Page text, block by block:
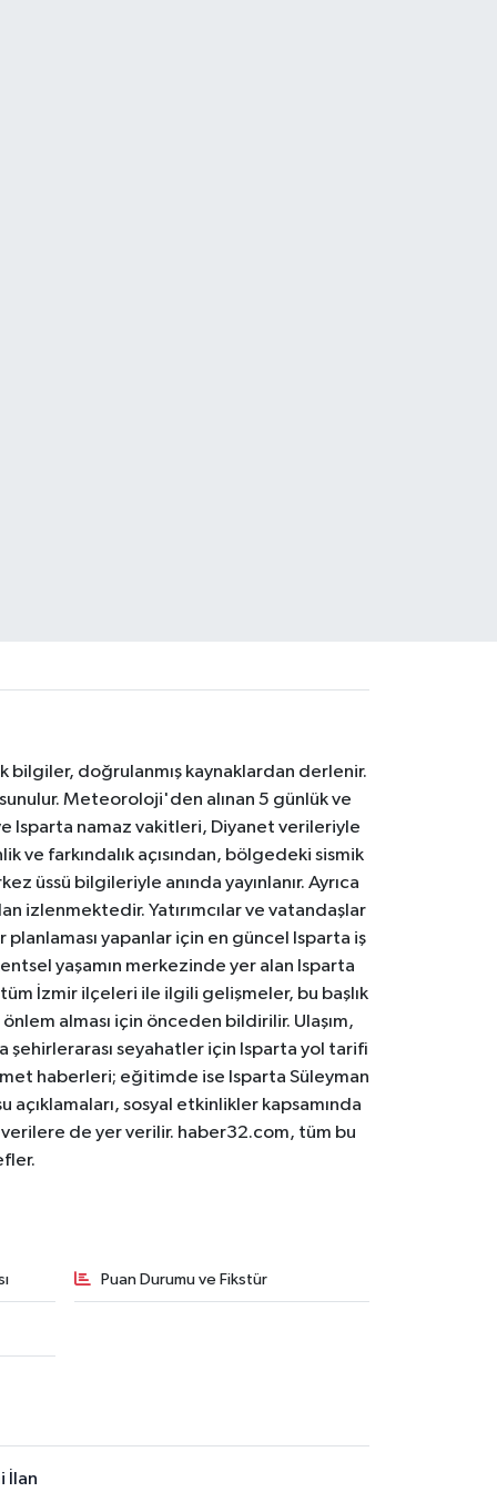
bilgiler, doğrulanmış kaynaklardan derlenir.
Meteoroloji'den alınan 5 günlük ve
Isparta namaz vakitleri, Diyanet verileriyle
ve farkındalık açısından, bölgedeki sismik
üssü bilgileriyle anında yayınlanır. Ayrıca
izlenmektedir. Yatırımcılar ve vatandaşlar
planlaması yapanlar için en güncel Isparta iş
yaşamın merkezinde yer alan Isparta
tüm İzmir ilçeleri ile ilgili gelişmeler, bu başlık
alması için önceden bildirilir. Ulaşım,
şehirlerarası seyahatler için Isparta yol tarifi
haberleri; eğitimde ise Isparta Süleyman
sosyal etkinlikler kapsamında
de yer verilir. haber32.com, tüm bu
Puan Durumu ve Fikstür
İlan